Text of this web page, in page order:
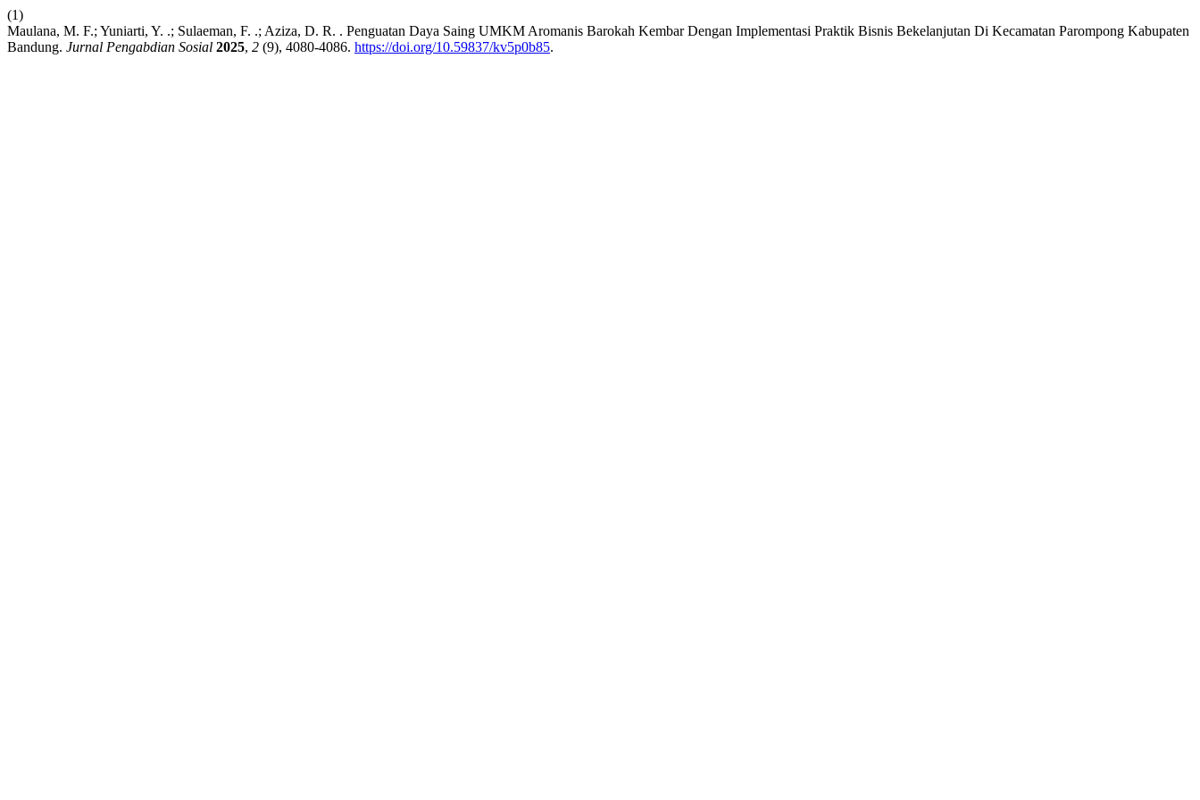
(1)
Maulana, M. F.; Yuniarti, Y. .; Sulaeman, F. .; Aziza, D. R. . Penguatan Daya Saing UMKM Aromanis Barokah Kembar Dengan Implementasi Praktik Bisnis Bekelanjutan Di Kecamatan Parompong Kabupaten
Bandung. Jurnal Pengabdian Sosial 2025, 2 (9), 4080-4086. https://doi.org/10.59837/kv5p0b85.